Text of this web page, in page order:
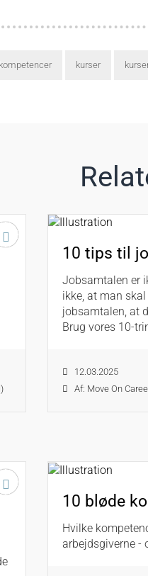
kompetencer kurser
10 tips til
Jobsamtalen er
ikke, at man
jobsamtalen, at
Brug vores 10-
12.03.2025
Af: Move On
10 bløde
Hvilke
arbejdsgiverne -